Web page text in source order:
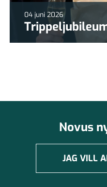
04 juni 2026
Novus
JAG VILL